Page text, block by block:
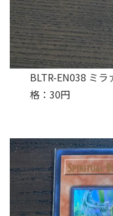
BLTR-EN038 ミ
格：30円